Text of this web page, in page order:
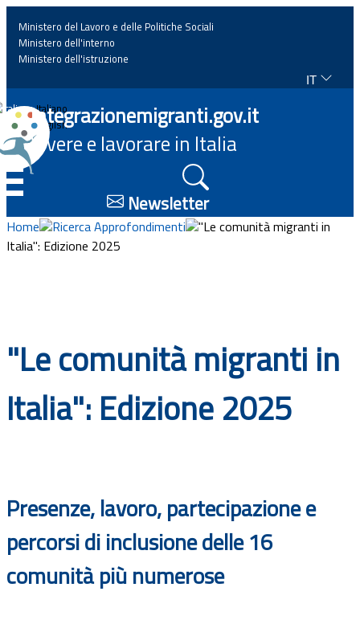
Home
News
Approfondimenti
Eventi
Documenti
Bandi
Ministero del Lavoro e delle Politiche Sociali
Ministero dell'interno
Ministero dell'istruzione
IT
Italiano
English
Integrazionemigranti.gov.it
Vivere e lavorare in Italia
Newsletter
Home Ricerca Approfondimenti
"Le comunità migranti in
Italia": Edizione 2025
"Le comunità migranti in
Italia": Edizione 2025
Presenze, lavoro, partecipazione e
percorsi di inclusione delle 16
comunità più numerose